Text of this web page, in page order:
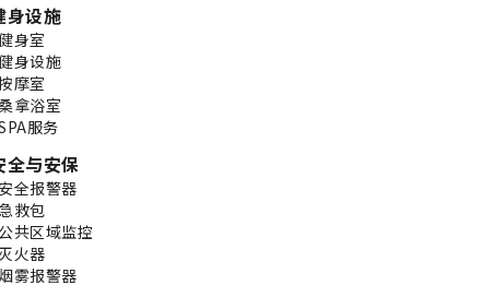
身设施
身室
身设施
摩室
拿浴室
服务
全与安保
安全报警器
急救包
公共区域监控
火器
雾报警器